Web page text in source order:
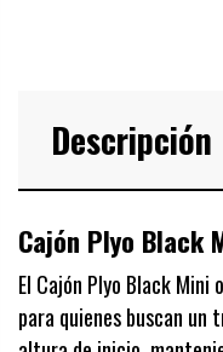
Descripción
Cajón Plyo Black
El Cajón Plyo Black
para quienes buscan un